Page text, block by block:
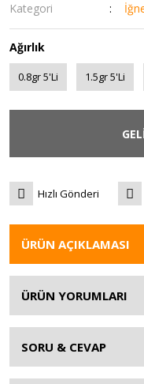
Kategori
Ağırlık
0.8gr 5'Li 1.5gr 5'Li
Hızlı Gönderi
ÜRÜN AÇIKLAMASI
ÜRÜN YORUMLARI
SORU & CEVAP